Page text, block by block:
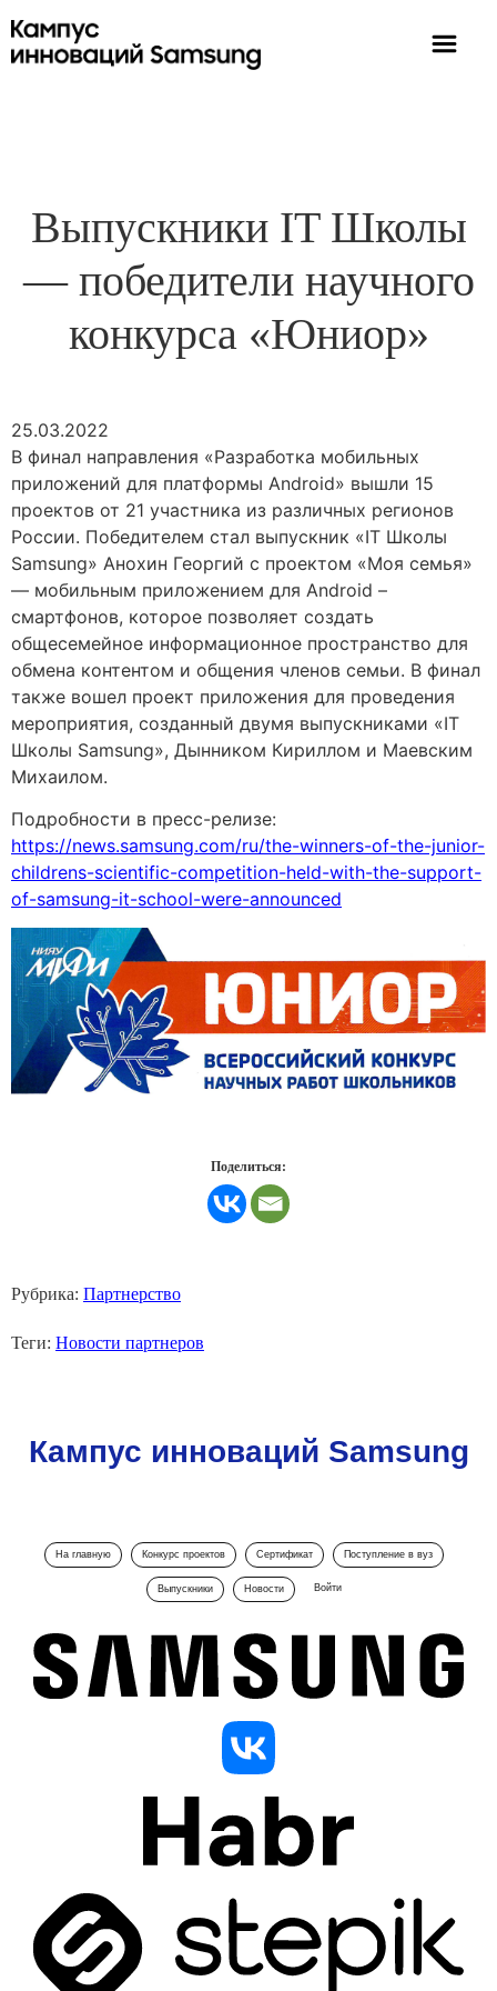
Выпускники IT Школы
— победители научного
конкурса «Юниор»
25.03.2022
В финал направления «Разработка мобильных
приложений для платформы Android» вышли 15
проектов от 21 участника из различных регионов
России. Победителем стал выпускник «IT Школы
Samsung» Анохин Георгий с проектом «Моя семья»
— мобильным приложением для Android –
смартфонов, которое позволяет создать
общесемейное информационное пространство для
обмена контентом и общения членов семьи. В финал
также вошел проект приложения для проведения
мероприятия, созданный двумя выпускниками «IT
Школы Samsung», Дынником Кириллом и Маевским
Михаилом.
Подробности в пресс-релизе:
https://news.samsung.com/ru/the-winners-of-the-junior-
childrens-scientific-competition-held-with-the-support-
of-samsung-it-school-were-announced
Поделиться:
Рубрика: Партнерство
Теги: Новости партнеров
Кампус инноваций Samsung
На главную Конкурс проектов Сертификат Поступление в вуз
Выпускники Новости Войти